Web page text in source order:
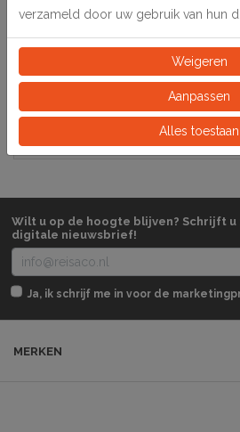
Specificaties
Artikelnummer
Wilt u op de hoogte blijven? Schrijft u
digitale nieuwsbrief!
Ja, ik schrijf me in voor de
MERKEN
verzameld door uw gebruik van hun
Weigeren
Aanpassen
Alles toestaan